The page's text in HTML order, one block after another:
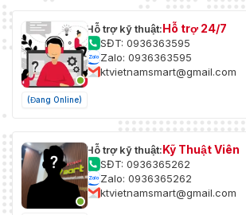
(Đang Online)
Hỗ trợ kỹ thuật:Hỗ trợ 24/7
SĐT: 0936363595
Zalo: 0936363595
ktvietnamsmart@gmail.com
Hỗ trợ kỹ thuật:Kỹ Thuật Viên
SĐT: 0936365262
Zalo: 0936365262
ktvietnamsmart@gmail.com